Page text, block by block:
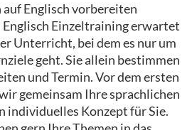
Englisch vorbereiten
Einzeltraining erwartet
Unterricht, bei dem es nur um
geht. Sie allein bestimmen
und Termin. Vor dem ersten
gemeinsam Ihre sprachlichen
individuelles Konzept für Sie.